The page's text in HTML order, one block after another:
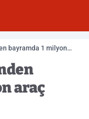
bayramda 1 milyon
araç